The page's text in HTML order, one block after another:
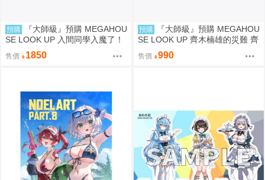
預購
『大師級』預購 MEGAHOU
SE LOOK UP 入間同學入魔了！
鈴木入間＆歐佩拉 套組 附特典
售價 1850
預購
『大師級』預購 MEGAHOU
SE LOOK UP 齊木楠雄的災難 齊
木楠雄 套組 附特典
售價 990